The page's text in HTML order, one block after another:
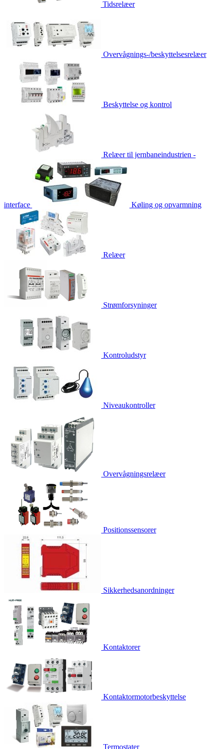
Tidsrelæer
Overvågnings-/beskyttelsesrelæer
Beskyttelse og kontrol
Relæer til jernbaneindustrien -
interface Køling og opvarmning
Relæer
Strømforsyninger
Kontroludstyr
Niveaukontroller
Overvågningsrelæer
Positionssensorer
Sikkerhedsanordninger
Kontaktorer
Kontaktormotorbeskyttelse
Termostater